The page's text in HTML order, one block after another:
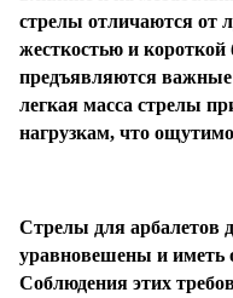
стрелы отличаются от
жесткостью и
предъявляются
легкая масса стрелы
нагрузкам, что
Стрелы для
уравновешены и иметь
Соблюдения этих
недели